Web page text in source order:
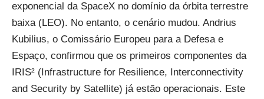
exponencial da SpaceX no domínio da órbita terrestre
baixa (LEO). No entanto, o cenário mudou. Andrius
Kubilius, o Comissário Europeu para a Defesa e
Espaço, confirmou que os primeiros componentes da
IRIS² (Infrastructure for Resilience, Interconnectivity
and Security by Satellite) já estão operacionais. Este